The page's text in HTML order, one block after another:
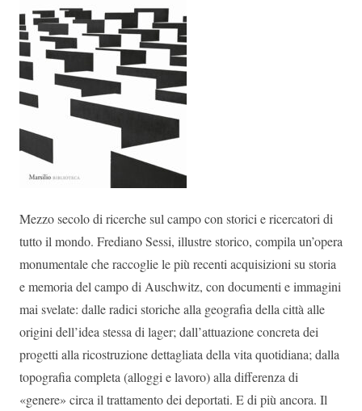
Mezzo secolo di ricerche sul campo con storici e ricercatori di
tutto il mondo. Frediano Sessi, illustre storico, compila un’opera
monumentale che raccoglie le più recenti acquisizioni su storia
e memoria del campo di Auschwitz, con documenti e immagini
mai svelate: dalle radici storiche alla geografia della città alle
origini dell’idea stessa di lager; dall’attuazione concreta dei
progetti alla ricostruzione dettagliata della vita quotidiana; dalla
topografia completa (alloggi e lavoro) alla differenza di
«genere» circa il trattamento dei deportati. E di più ancora. Il